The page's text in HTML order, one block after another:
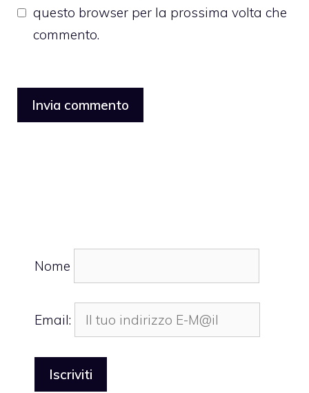
questo browser per la prossima volta che
commento.
Nome
Email: